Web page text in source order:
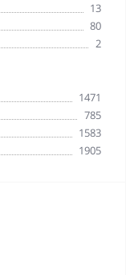
13
80
2
1471
785
1583
1905